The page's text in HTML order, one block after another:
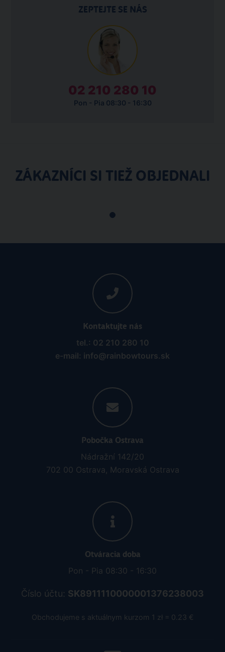
ZEPTEJTE SE NÁS
02 210 280 10
Pon - Pia 08:30 - 16:30
ZÁKAZNÍCI SI TIEŽ OBJEDNALI
Kontaktujte nás
tel.: 02 210 280 10
e-mail: info@rainbowtours.sk
Pobočka Ostrava
Nádražní 142/20
702 00 Ostrava, Moravská Ostrava
Otváracia doba
Pon - Pia 08:30 - 16:30
Číslo účtu: SK8911110000001376238003
Obchodujeme s aktuálnym kurzom 1 zł = 0.23 €